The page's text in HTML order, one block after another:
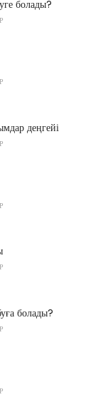
болады?
деңгейі
болады?